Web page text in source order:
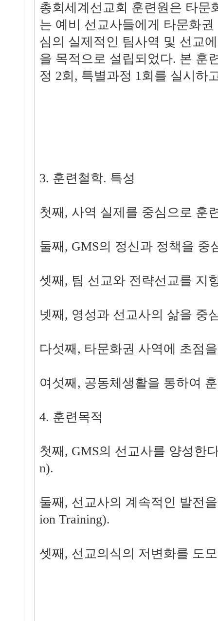
총회세계선교회 훈련원은 타문
는 예비 선교사들에게 타문화
심의 실제적인 팀사역 및 선교
을 목적으로 설립되었다. 본 훈
정 2회, 특별과정 1회를 실시하
3. 훈련철학. 특성
첫째, 사역 실제를 중심으로 훈
둘째, GMS의 정신과 정책을 중
셋째, 팀 선교와 전략선교를 지
넷째, 영성과 선교사의 삶을 중
다섯째, 타문화권 사역에 초점
여섯째, 공동체생활을 통하여
4. 훈련목적
첫째, GMS의 선교사를 양성한
n).
둘째, 선교사의 계속적인 발전
ion Training).
셋째, 선교의식의 저변화를 도